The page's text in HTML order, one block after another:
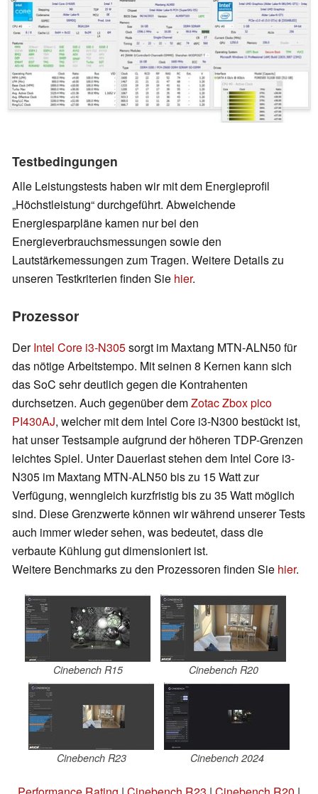
Testbedingungen
Alle Leistungstests haben wir mit dem Energieprofil
Höchstleistung durchgeführt. Abweichende
Energiesparpläne kamen nur bei den
Energieverbrauchsmessungen sowie den
Lautstärkemessungen zum Tragen. Weitere Details zu
unseren Testkriterien finden Sie hier.
Prozessor
DerIntel Core i3-N305sorgt im Maxtang MTN-ALN50 für
das nötige Arbeitstempo. Mit seinen 8 Kernen kann sich
das SoC sehr deutlich gegen die Kontrahenten
durchsetzen. Auch gegenüber demZotac Zbox pico
PI430AJ, welcher mit dem Intel Core i3-N300 bestückt ist,
hat unser Testsample aufgrund der höheren TDP-Grenzen
leichtes Spiel. Unter Dauerlast stehen dem Intel Core i3-
N305 im Maxtang MTN-ALN50 bis zu 15 Watt zur
Verfügung, wenngleich kurzfristig bis zu 35 Watt möglich
sind. Diese Grenzwerte können wir während unserer Tests
auch immer wieder sehen, was bedeutet, dass die
verbaute Kühlung gut dimensioniert ist.
Weitere Benchmarks zu den Prozessoren finden Sie hier.
Cinebench R15 Cinebench R20
Cinebench R23 Cinebench 2024